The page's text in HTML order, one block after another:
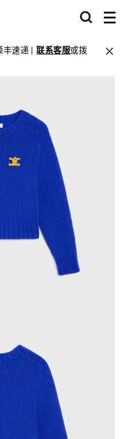
丰速递 |联系客服或拨